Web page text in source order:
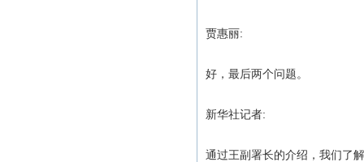
贾惠丽:
好，最后两个问题。
新华社记者:
通过王副署长的介绍，我们了